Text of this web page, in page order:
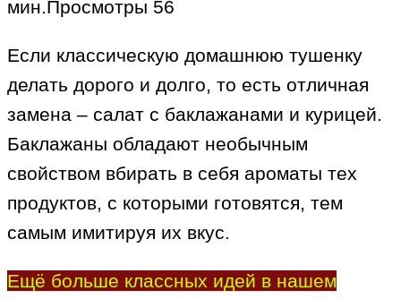
мин.Просмотры 56
Если классическую домашнюю тушенку
делать дорого и долго, то есть отличная
замена – салат с баклажанами и курицей.
Баклажаны обладают необычным
свойством вбирать в себя ароматы тех
продуктов, с которыми готовятся, тем
самым имитируя их вкус.
Ещё больше классных идей в нашем